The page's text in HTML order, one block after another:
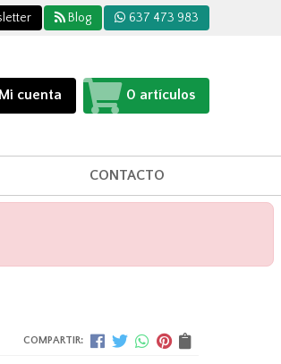
Blog 637 473 983
Mi cuenta 0 artículos
CONTACTO
COMPARTIR: